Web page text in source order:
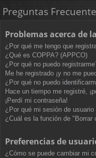
es
pi
d
os
Preguntas
Problemas acerca de
¿Por qué me tengo que
¿Qué es COPPA? (APPCO)
¿Por qué no puedo
Me he registrado ¡y no me
¿Por qué no puedo
Hace un tiempo me registré,
¡Perdí mi contraseña!
¿Por qué mi sesión de
¿Cuál es la función de "Borrar
Preferencias de
¿Cómo se puede cambiar mi